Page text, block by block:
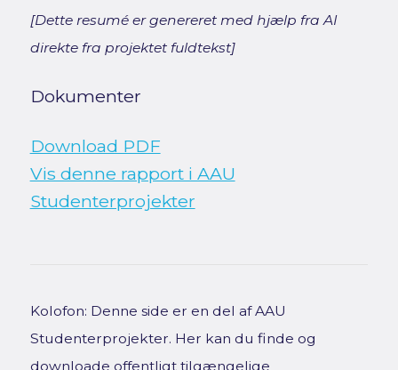
[Dette resumé er genereret med hjælp fra AI
direkte fra projektet fuldtekst]
Dokumenter
Download PDF
Vis denne rapport i AAU
Studenterprojekter
Kolofon: Denne side er en del af AAU
Studenterprojekter. Her kan du finde og
downloade offentligt tilgængelige